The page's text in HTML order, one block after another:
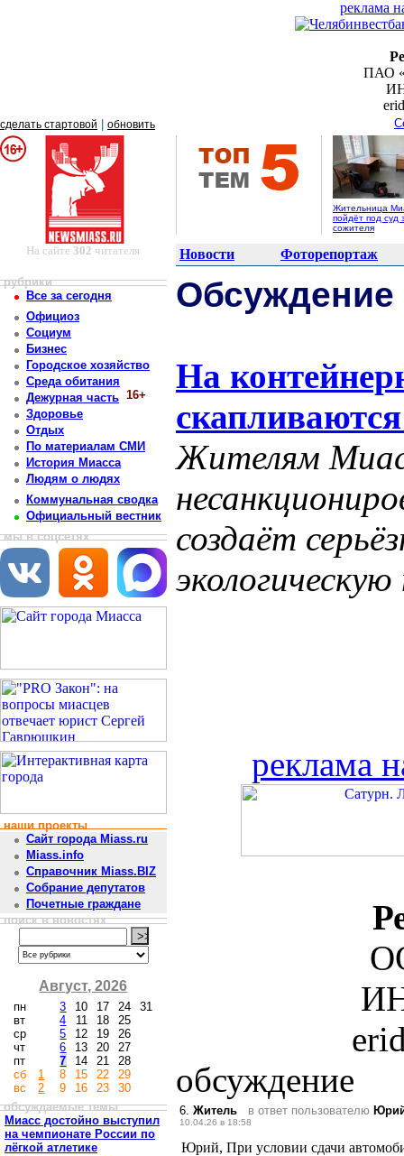
реклама
ПАО
сделать стартовой обновить
Жительница
пойдёт под суд
сожителя
На сайте302 читателя Новости Фоторепортаж
рубрики
Все за сегодня
Официоз
Социум
Бизнес
Городское хозяйство
Среда обитания
Дежурная часть 16+
Здоровье
Отдых
По материалам СМИ
История Миасса
Людям о людях
Коммунальная сводка
Официальный вестник
мы в соцсетях
наши проекты
Сайт города Miass.ru
Miass.info
Справочник Miass.BIZ
Собрание депутатов
Почетные граждане
поиск в новостях
Август, 2026
пн
вт
ср
чт
пт
сб
вс
1
2
3
4
5
6
7
8
9
10
11
12
13
14
15
16
17
18
19
20
21
22
23
24
25
26
27
28
29
30
31
обсуждаемые темы
Миасс достойно выступил
на чемпионате России по
лёгкой атлетике
На
Жителям
создаёт
реклама
обсуждение
6. Житель в ответ пользователю
10.04.26 в 18:58
Юрий, При условии сдачи